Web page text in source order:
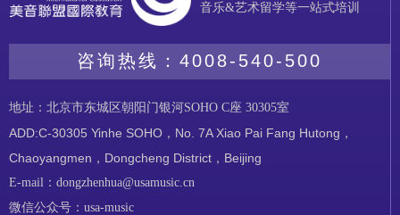
音乐&艺术留学等一站式培训
咨询热线： 4008-540-500
地址：北京市东城区朝阳门银河SOHO C座 30305室
ADD:C-30305 Yinhe SOHO，No. 7A Xiao Pai Fang Hutong，
Chaoyangmen，Dongcheng District，Beijing
E-mail：dongzhenhua@usamusic.cn
微信公众号：usa-music